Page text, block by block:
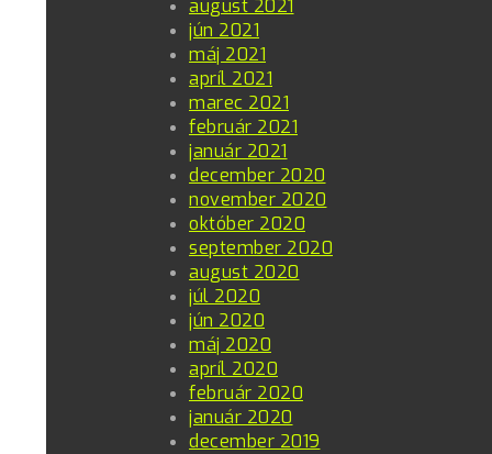
august 2021
jún 2021
máj 2021
apríl 2021
marec 2021
február 2021
január 2021
december 2020
november 2020
október 2020
september 2020
august 2020
júl 2020
jún 2020
máj 2020
apríl 2020
február 2020
január 2020
december 2019